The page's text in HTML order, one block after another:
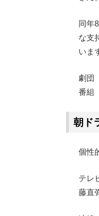
同年
な支
いま
劇団
番組
朝ド
個性
テレ
藤直